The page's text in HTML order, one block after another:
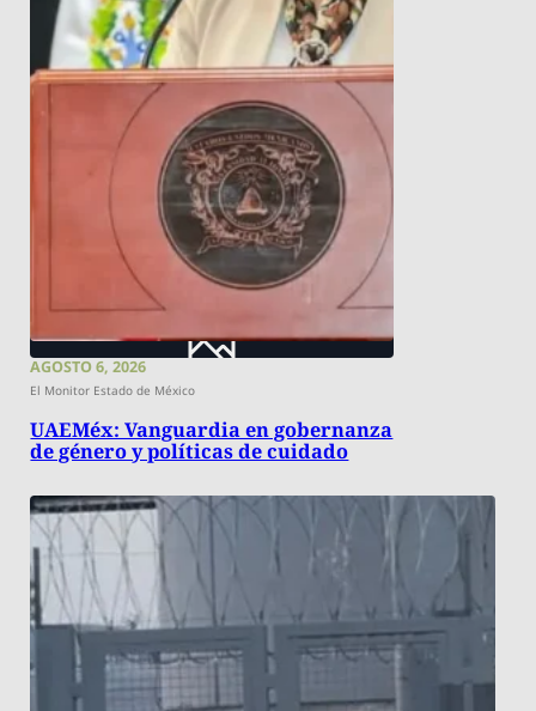
AGOSTO 6, 2026
El Monitor Estado de México
UAEMéx: Vanguardia en gobernanza
de género y políticas de cuidado